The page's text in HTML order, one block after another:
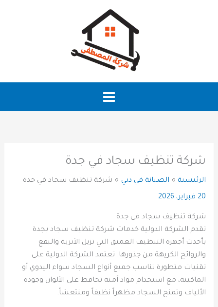
شركة تنظيف سجاد في جدة
الرئيسية الصيانة في دبي شركة تنظيف سجاد في جدة
20 فبراير، 2026
شركة تنظيف سجاد في جدة
تقدم الشركة الدولية خدمات شركة تنظيف سجاد بجدة
بأحدث أجهزة التنظيف العميق التي تزيل الأتربة والبقع
والروائح الكريهة من جذورها. تعتمد الشركة الدولية على
تقنيات متطورة تناسب جميع أنواع السجاد سواء اليدوي أو
الماكينة، مع استخدام مواد آمنة تحافظ على الألوان وجودة
الألياف وتمنح السجاد مظهراً نظيفاً ومنتعشاً.